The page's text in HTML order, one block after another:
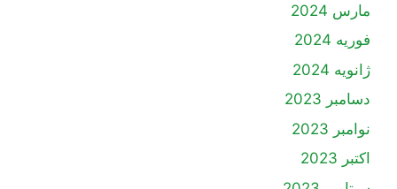
مارس 2024
فوریه 2024
ژانویه 2024
دسامبر 2023
نوامبر 2023
اکتبر 2023